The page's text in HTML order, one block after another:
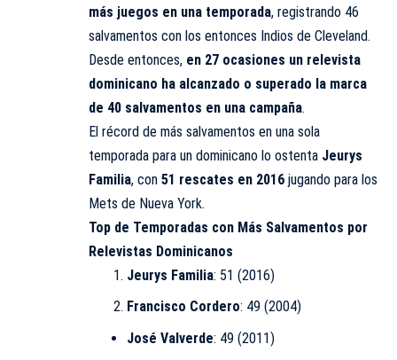
más juegos en una temporada, registrando 46
salvamentos con los entonces Indios de Cleveland.
Desde entonces, en 27 ocasiones un relevista
dominicano ha alcanzado o superado la marca
de 40 salvamentos en una campaña.
El récord de más salvamentos en una sola
temporada para un dominicano lo ostenta Jeurys
Familia, con 51 rescates en 2016 jugando para los
Mets de Nueva York.
Top de Temporadas con Más Salvamentos por
Relevistas Dominicanos
Jeurys Familia: 51 (2016)
Francisco Cordero: 49 (2004)
José Valverde: 49 (2011)